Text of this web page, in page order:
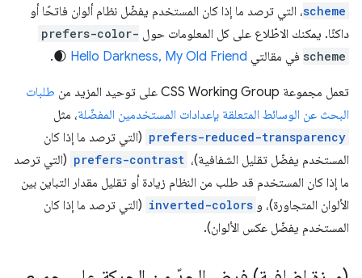
scheme، التي ترصد ما إذا كان المستخدم يفضّل نظام ألوان فاتحًا أو
داكنًا. يمكنك الاطّلاع على كل المعلومات حول prefers-color-
scheme في مقالتي Hello Darkness, My Old Friend
🌒.
تعمل مجموعة CSS Working Group على توحيد المزيد من
طلبات
البحث عن الوسائط المتعلقة بإعدادات المستخدمين المفضّلة، مثل
prefers-reduced-transparency (التي ترصد ما إذا كان
المستخدم يفضّل تقليل الشفافية)، prefers-contrast (التي ترصد
ما إذا كان المستخدم قد طلب من النظام زيادة أو تقليل مقدار التباين بين
الألوان المتجاورة)، و inverted-colors (التي ترصد ما إذا كان
المستخدم يفضّل عكس الألوان).